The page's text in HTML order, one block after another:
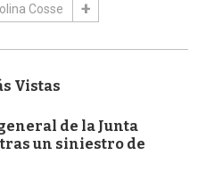
Cosse
Vistas
de la Junta
un siniestro de